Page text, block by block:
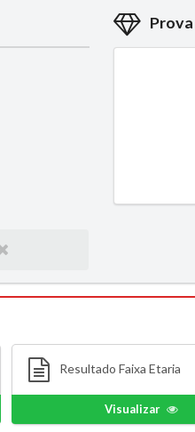
Prova
Resultado Faixa Etaria
Visualizar